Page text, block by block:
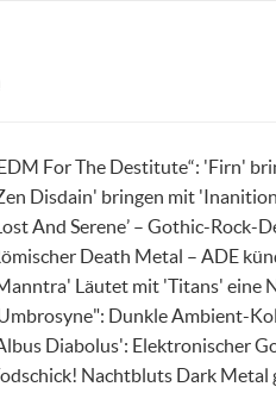
For The Destitute“: 'Firn'
Disdain' bringen mit
And Serene’ – Gothic-
Death Metal – ADE
Läutet mit 'Titans' eine
Dunkle Ambient-
Diabolus': Elektronischer
Nachtbluts Dark Metal